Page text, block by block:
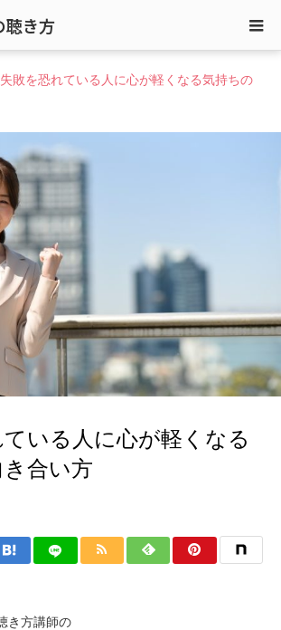
聴き方
失敗を恐れている人に心が軽くなる気持ちの
いる人に心が軽くなる
合い方
き方講師の